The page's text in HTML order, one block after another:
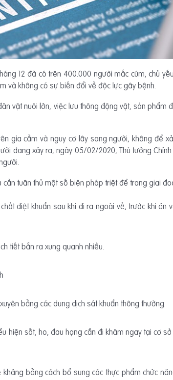
12 đã có trên 400.000 người mắc cúm, chủ
và không có sự biến đổi về độc lực gây bệnh.
vật nuôi lớn, việc lưu thông động vật, sản phẩm
gia cầm và nguy cơ lây sang người, không để
đang xảy ra, ngày 05/02/2020, Thủ tướng
tuân thủ một số biện pháp triệt để trong giai
diệt khuẩn sau khi đi ra ngoài về, trước khi ăn
tiết bắn ra xung quanh nhiều.
bằng các dung dịch sát khuẩn thông thường.
hiện sốt, ho, đau họng cần đi khám ngay tại cơ sở
bằng cách bổ sung các thực phẩm chức